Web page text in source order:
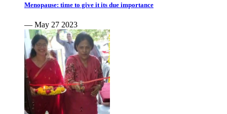
Menopause: time to give it its due importance
— May 27 2023